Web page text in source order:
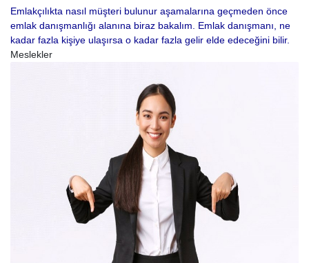
Emlakçılıkta nasıl müşteri bulunur aşamalarına geçmeden önce
emlak danışmanlığı alanına biraz bakalım. Emlak danışmanı, ne
kadar fazla kişiye ulaşırsa o kadar fazla gelir elde edeceğini bilir.
Meslekler